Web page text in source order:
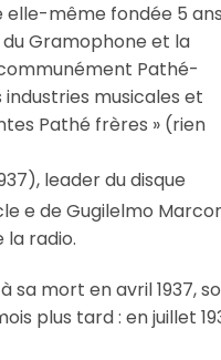
elle-même fondée 5 ans
du Gramophone et la
Pathé-
musicales et
Pathé frères » (rien
leader du disque
e de Gugilelmo
la radio.
sa mort en avril 1937,
plus tard : en juillet